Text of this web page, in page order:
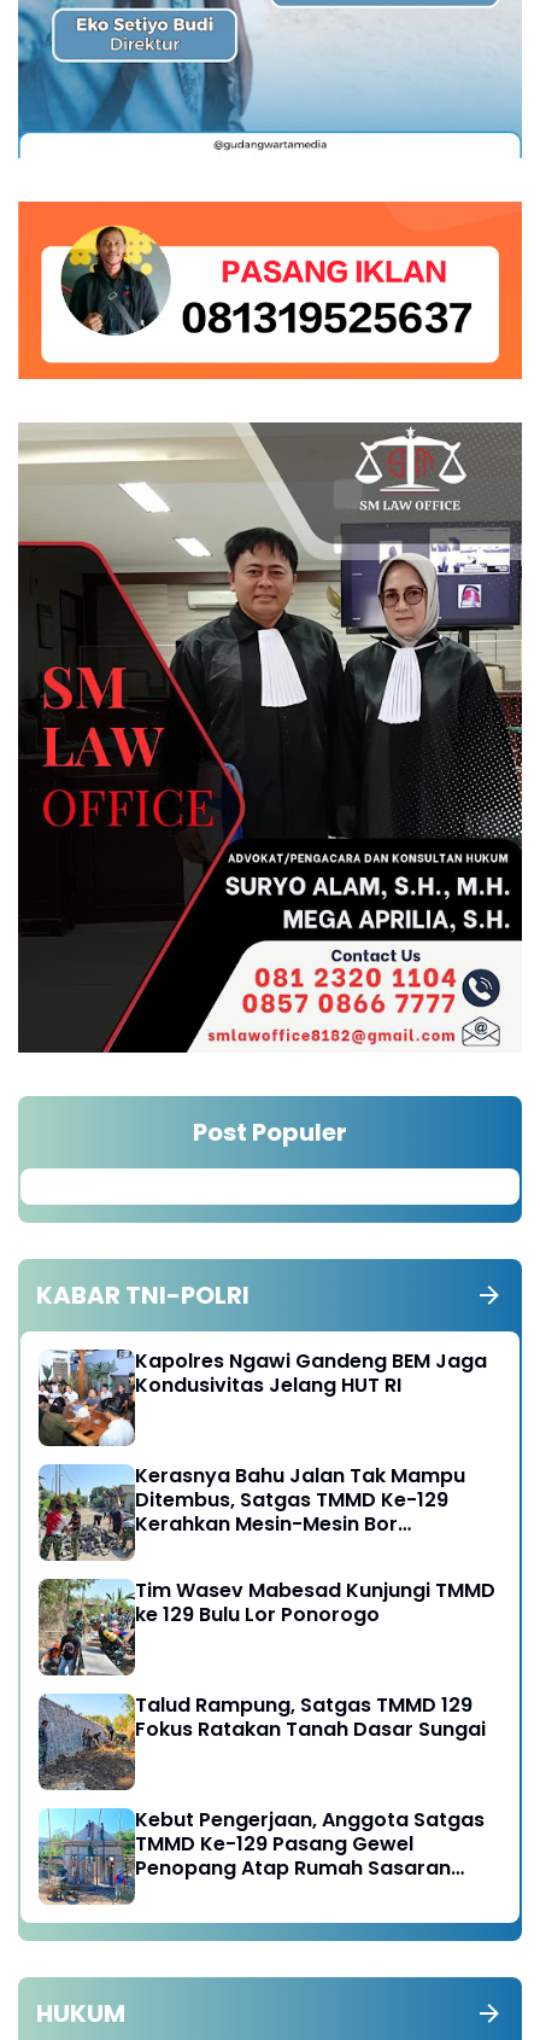
Post Populer
KABAR TNI-POLRI
Kapolres Ngawi Gandeng BEM Jaga
Kondusivitas Jelang HUT RI
Kerasnya Bahu Jalan Tak Mampu
Ditembus, Satgas TMMD Ke-129
Kerahkan Mesin-Mesin Bor
Tim Wasev Mabesad Kunjungi TMMD
ke 129 Bulu Lor Ponorogo
Talud Rampung, Satgas TMMD 129
Fokus Ratakan Tanah Dasar Sungai
Kebut Pengerjaan, Anggota Satgas
TMMD Ke-129 Pasang Gewel
Penopang Atap Rumah Sasaran
HUKUM